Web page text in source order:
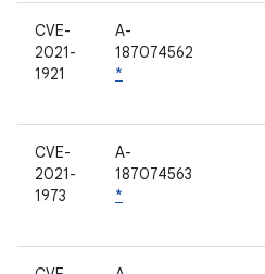
CVE-
2021-
1921
A-
187074562
*
CVE-
2021-
1973
A-
187074563
*